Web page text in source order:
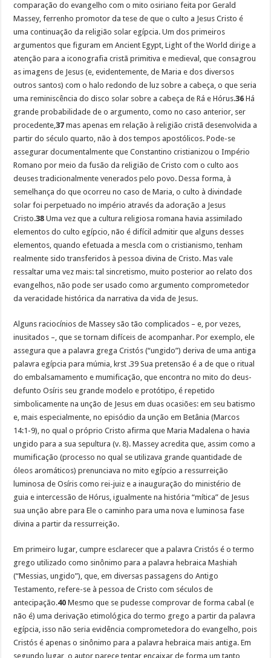
comparação do evangelho com o mito osiriano feita por Gerald
Massey, ferrenho promotor da tese de que o culto a Jesus Cristo é
uma continuação da religião solar egípcia. Um dos primeiros
argumentos que figuram em Ancient Egypt, Light of the World dirige a
atenção para a iconografia cristã primitiva e medieval, que consagrou
as imagens de Jesus (e, evidentemente, de Maria e dos diversos
outros santos) com o halo redondo de luz sobre a cabeça, o que seria
uma reminiscência do disco solar sobre a cabeça de Rá e Hórus.36 Há
grande probabilidade de o argumento, como no caso anterior, ser
procedente,37 mas apenas em relação à religião cristã desenvolvida a
partir do século quarto, não à dos tempos apostólicos. Pode-se
assegurar documentalmente que Constantino cristianizou o Império
Romano por meio da fusão da religião de Cristo com o culto aos
deuses tradicionalmente venerados pelo povo. Dessa forma, à
semelhança do que ocorreu no caso de Maria, o culto à divindade
solar foi perpetuado no império através da adoração a Jesus
Cristo.38 Uma vez que a cultura religiosa romana havia assimilado
elementos do culto egípcio, não é difícil admitir que alguns desses
elementos, quando efetuada a mescla com o cristianismo, tenham
realmente sido transferidos à pessoa divina de Cristo. Mas vale
ressaltar uma vez mais: tal sincretismo, muito posterior ao relato dos
evangelhos, não pode ser usado como argumento comprometedor
da veracidade histórica da narrativa da vida de Jesus.
Alguns raciocínios de Massey são tão complicados – e, por vezes,
inusitados –, que se tornam difíceis de acompanhar. Por exemplo, ele
assegura que a palavra grega Cristós (“ungido”) deriva de uma antiga
palavra egípcia para múmia, krst .39 Sua pretensão é a de que o ritual
do embalsamamento e mumificação, que encontra no mito do deus-
defunto Osíris seu grande modelo e protótipo, é repetido
simbolicamente na unção de Jesus em duas ocasiões: em seu batismo
e, mais especialmente, no episódio da unção em Betânia (Marcos
14:1-9), no qual o próprio Cristo afirma que Maria Madalena o havia
ungido para a sua sepultura (v. 8). Massey acredita que, assim como a
mumificação (processo no qual se utilizava grande quantidade de
óleos aromáticos) prenunciava no mito egípcio a ressurreição
luminosa de Osíris como rei-juiz e a inauguração do ministério de
guia e intercessão de Hórus, igualmente na história “mítica” de Jesus
sua unção abre para Ele o caminho para uma nova e luminosa fase
divina a partir da ressurreição.
Em primeiro lugar, cumpre esclarecer que a palavra Cristós é o termo
grego utilizado como sinônimo para a palavra hebraica Mashiah
(“Messias, ungido”), que, em diversas passagens do Antigo
Testamento, refere-se à pessoa de Cristo com séculos de
antecipação.40 Mesmo que se pudesse comprovar de forma cabal (e
não é) uma derivação etimológica do termo grego a partir da palavra
egípcia, isso não seria evidência comprometedora do evangelho, pois
Cristós é apenas o sinônimo para a palavra hebraica mais antiga. Em
segundo lugar, o autor parece tentar encaixar de forma um tanto